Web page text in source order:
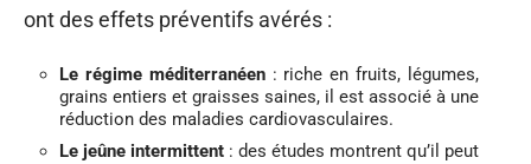
ont des effets préventifs avérés :
Le régime méditerranéen: riche en fruits, légumes,
grains entiers et graisses saines, il est associé à une
réduction des maladies cardiovasculaires.
Le jeûne intermittent : des études montrent qu’il peut